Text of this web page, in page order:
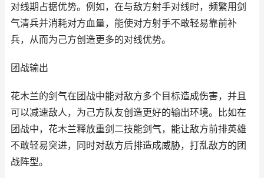
对线期占据优势。例如，在与敌方射手对线时，频繁用剑
气清兵并消耗对方血量，能使对方射手不敢轻易靠前补
兵，从而为己方创造更多的对线优势。
团战输出
花木兰的剑气在团战中能对敌方多个目标造成伤害，并且
可以减速敌人，为己方队友创造更好的输出环境。比如在
团战中，花木兰释放重剑二技能剑气，能让敌方前排英雄
不敢轻易突进，同时对敌方后排造成威胁，打乱敌方的团
战阵型。